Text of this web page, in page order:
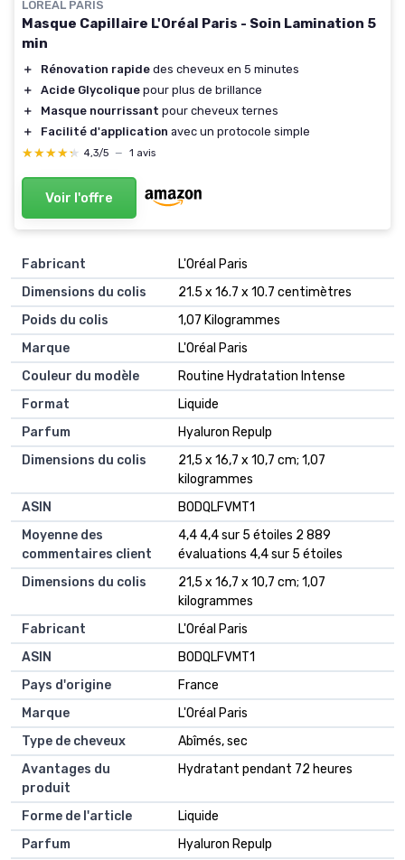
LOREAL PARIS
Masque Capillaire L'Oréal Paris - Soin Lamination 5
min
＋ Rénovation rapide des cheveux en 5 minutes
＋
Acide Glycolique pour plus de brillance
＋
Masque nourrissant pour cheveux ternes
＋
Facilité d'application avec un protocole simple
★★★★★
★★★★★ 4,3/5 — 1 avis
Voir l'offre
Fabricant
‎L'Oréal Paris
Dimensions du colis
‎21.5 x 16.7 x 10.7 centimètres
Poids du colis
‎1,07 Kilogrammes
Marque
‎L'Oréal Paris
Couleur du modèle
‎Routine Hydratation Intense
Format
‎Liquide
Parfum
‎Hyaluron Repulp
Dimensions du colis
‎21,5 x 16,7 x 10,7 cm; 1,07
kilogrammes
ASIN
‎B0DQLFVMT1
Moyenne des
commentaires client
4,4 4,4 sur 5 étoiles 2 889
évaluations 4,4 sur 5 étoiles
Dimensions du colis
21,5 x 16,7 x 10,7 cm; 1,07
kilogrammes
Fabricant
L'Oréal Paris
ASIN
B0DQLFVMT1
Pays d'origine
France
Marque
L'Oréal Paris
Type de cheveux
Abîmés, sec
Avantages du
produit
Hydratant pendant 72 heures
Forme de l'article
Liquide
Parfum
Hyaluron Repulp